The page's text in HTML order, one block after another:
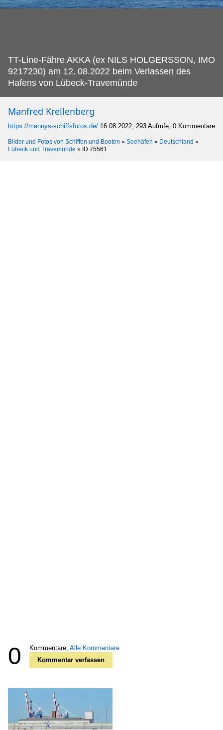
TT-Line-Fähre AKKA (ex NILS HOLGERSSON, IMO
9217230) am 12. 08.2022 beim Verlassen des
Hafens von Lübeck-Travemünde
Manfred Krellenberg
https://mannys-schiffsfotos.de/ 16.08.2022, 293 Aufrufe, 0 Kommentare
Bilder und Fotos von Schiffen und Booten » Seehäfen » Deutschland »
Lübeck und Travemünde » ID 75561
0 Kommentare, Alle Kommentare
Kommentar verfassen